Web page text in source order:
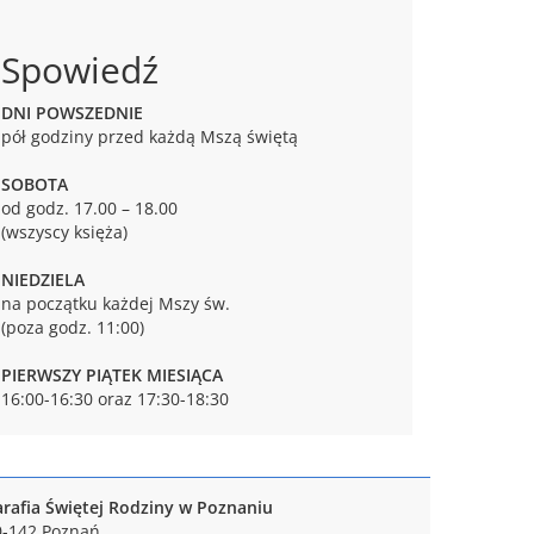
Spowiedź
DNI POWSZEDNIE
pół godziny przed każdą Mszą świętą
SOBOTA
od godz. 17.00 – 18.00
(wszyscy księża)
NIEDZIELA
na początku każdej Mszy św.
(poza godz. 11:00)
PIERWSZY PIĄTEK MIESIĄCA
16:00-16:30 oraz 17:30-18:30
Świętej Rodziny w Poznaniu